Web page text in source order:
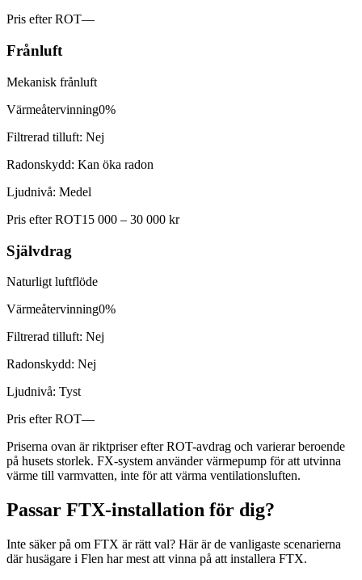
Pris efter ROT—
Frånluft
Mekanisk frånluft
Värmeåtervinning0%
Filtrerad tilluft: Nej
Radonskydd: Kan öka radon
Ljudnivå: Medel
Pris efter ROT15 000 – 30 000 kr
Självdrag
Naturligt luftflöde
Värmeåtervinning0%
Filtrerad tilluft: Nej
Radonskydd: Nej
Ljudnivå: Tyst
Pris efter ROT—
Priserna ovan är riktpriser efter ROT-avdrag och varierar beroende
på husets storlek. FX-system använder värmepump för att utvinna
värme till varmvatten, inte för att värma ventilationsluften.
Passar FTX-installation för dig?
Inte säker på om FTX är rätt val? Här är de vanligaste scenarierna
där husägare i Flen har mest att vinna på att installera FTX.